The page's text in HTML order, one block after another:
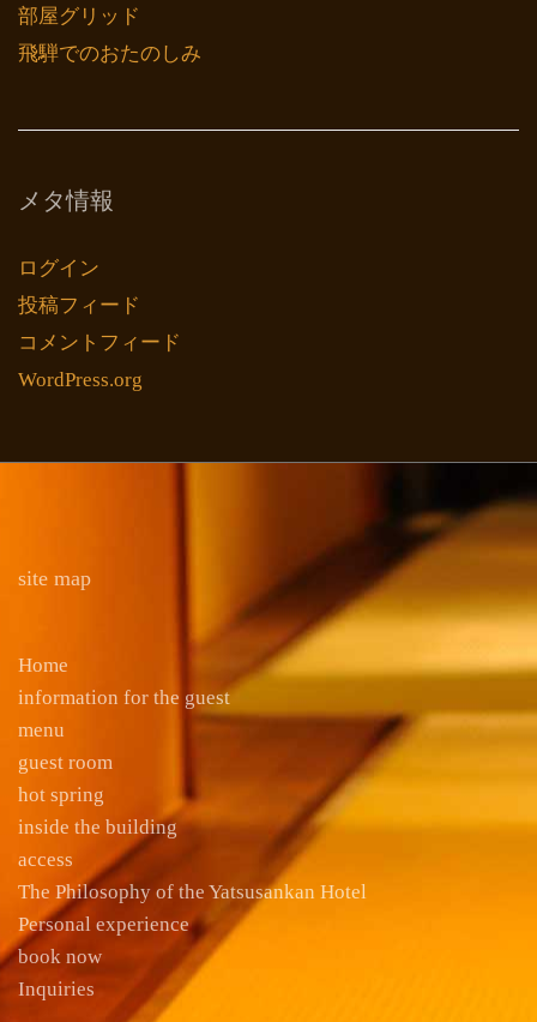
部屋グリッド
飛騨でのおたのしみ
メタ情報
ログイン
投稿フィード
コメントフィード
WordPress.org
site map
Home
information for the guest
menu
guest room
hot spring
inside the building
access
The Philosophy of the Yatsusankan Hotel
Personal experience
book now
Inquiries